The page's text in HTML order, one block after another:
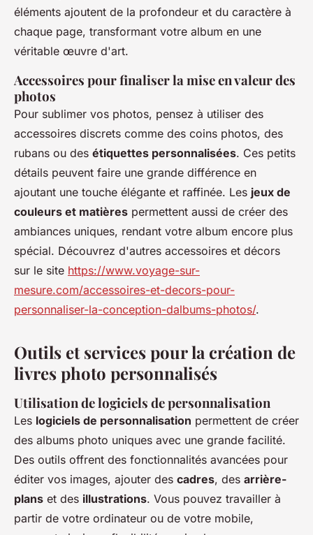
éléments ajoutent de la profondeur et du caractère à
chaque page, transformant votre album en une
véritable œuvre d'art.
Accessoires pour finaliser la mise en valeur des
photos
Pour sublimer vos photos, pensez à utiliser des
accessoires discrets comme des coins photos, des
rubans ou des étiquettes personnalisées. Ces petits
détails peuvent faire une grande différence en
ajoutant une touche élégante et raffinée. Les jeux de
couleurs et matières permettent aussi de créer des
ambiances uniques, rendant votre album encore plus
spécial. Découvrez d'autres accessoires et décors
sur le site https://www.voyage-sur-
mesure.com/accessoires-et-decors-pour-
personnaliser-la-conception-dalbums-photos/.
Outils et services pour la création de
livres photo personnalisés
Utilisation de logiciels de personnalisation
Les logiciels de personnalisation permettent de créer
des albums photo uniques avec une grande facilité.
Des outils offrent des fonctionnalités avancées pour
éditer vos images, ajouter des cadres, des arrière-
plans et des illustrations. Vous pouvez travailler à
partir de votre ordinateur ou de votre mobile,